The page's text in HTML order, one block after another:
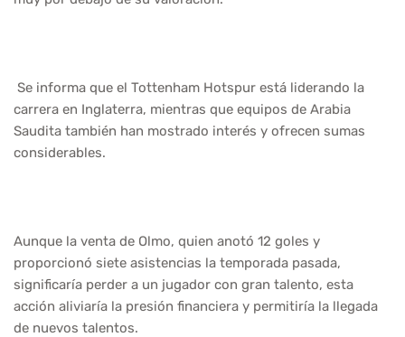
Se informa que el Tottenham Hotspur está liderando la
carrera en Inglaterra, mientras que equipos de Arabia
Saudita también han mostrado interés y ofrecen sumas
considerables.
Aunque la venta de Olmo, quien anotó 12 goles y
proporcionó siete asistencias la temporada pasada,
significaría perder a un jugador con gran talento, esta
acción aliviaría la presión financiera y permitiría la llegada
de nuevos talentos.